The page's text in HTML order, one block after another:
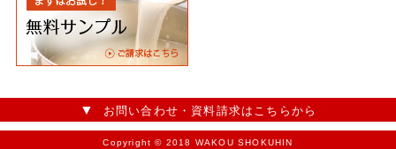
お問い合わせ・資料請求はこちらから
Copyright © 2018 WAKOU SHOKUHIN